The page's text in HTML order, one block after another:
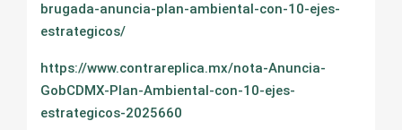
brugada-anuncia-plan-ambiental-con-10-ejes-
estrategicos/
https://www.contrareplica.mx/nota-Anuncia-
GobCDMX-Plan-Ambiental-con-10-ejes-
estrategicos-2025660